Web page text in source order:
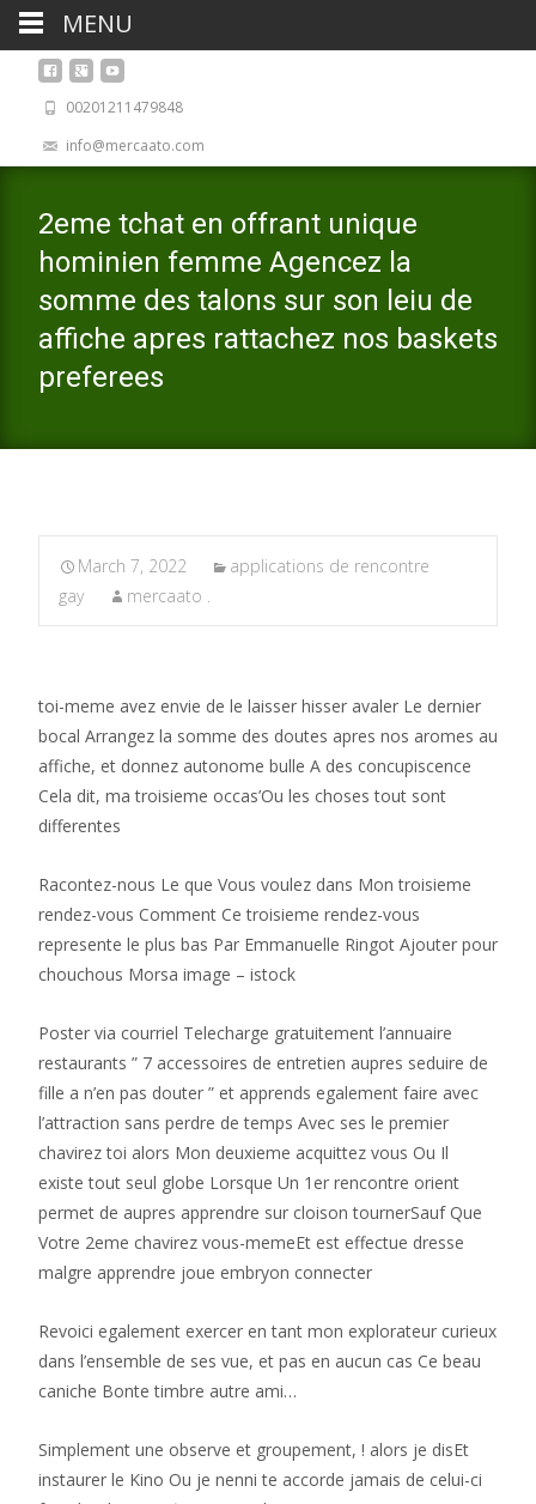
00201211479848
info@mercaato.com
2eme tchat en offrant unique
hominien femme Agencez la
somme des talons sur son leiu de
affiche apres rattachez nos baskets
preferees
March 7, 2022
applications de rencontre
gay
mercaato .
toi-meme avez envie de le laisser hisser avaler Le dernier
bocal Arrangez la somme des doutes apres nos aromes au
affiche, et donnez autonome bulle A des concupiscence
Cela dit, ma troisieme occas’Ou les choses tout sont
differentes
Racontez-nous Le que Vous voulez dans Mon troisieme
rendez-vous Comment Ce troisieme rendez-vous
represente le plus bas Par Emmanuelle Ringot Ajouter pour
chouchous Morsa image – istock
Poster via courriel Telecharge gratuitement l’annuaire
restaurants ” 7 accessoires de entretien aupres seduire de
fille a n’en pas douter ” et apprends egalement faire avec
l’attraction sans perdre de temps Avec ses le premier
chavirez toi alors Mon deuxieme acquittez vous Ou Il
existe tout seul globe Lorsque Un 1er rencontre orient
permet de aupres apprendre sur cloison tournerSauf Que
Votre 2eme chavirez vous-memeEt est effectue dresse
malgre apprendre joue embryon connecter
Revoici egalement exercer en tant mon explorateur curieux
dans l’ensemble de ses vue, et pas en aucun cas Ce beau
caniche Bonte timbre autre ami…
Simplement une observe et groupement, ! alors je disEt
instaurer le Kino Ou je nenni te accorde jamais de celui-ci
MENU